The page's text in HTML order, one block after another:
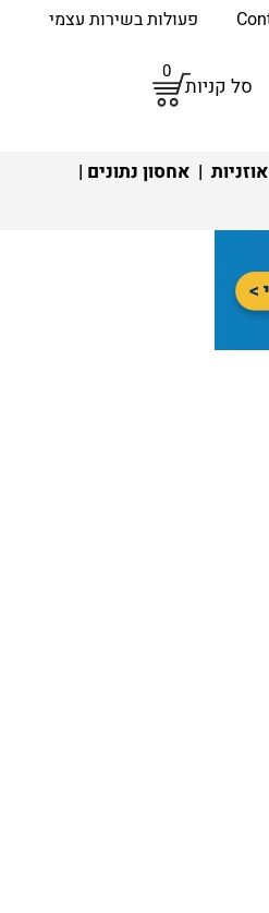
פעולות בשירות עצמי
סל קניות
0
אוזניות | אחסון נתונים |